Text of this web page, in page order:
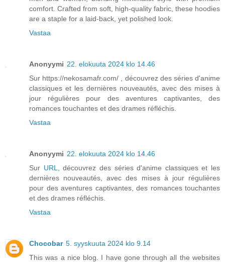
comfort. Crafted from soft, high-quality fabric, these hoodies
are a staple for a laid-back, yet polished look.
Vastaa
Anonyymi 22. elokuuta 2024 klo 14.46
Sur https://nekosamafr.com/ , découvrez des séries d'anime
classiques et les dernières nouveautés, avec des mises à
jour régulières pour des aventures captivantes, des
romances touchantes et des drames réfléchis.
Vastaa
Anonyymi 22. elokuuta 2024 klo 14.46
Sur URL
, découvrez des séries d'anime classiques et les
dernières nouveautés, avec des mises à jour régulières
pour des aventures captivantes, des romances touchantes
et des drames réfléchis.
Vastaa
Chocobar 5. syyskuuta 2024 klo 9.14
This was a nice blog. I have gone through all the websites